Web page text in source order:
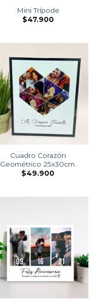
Mini Trípode
$47.900
Cuadro Corazón
Geométrico 25x30cm.
$49.900